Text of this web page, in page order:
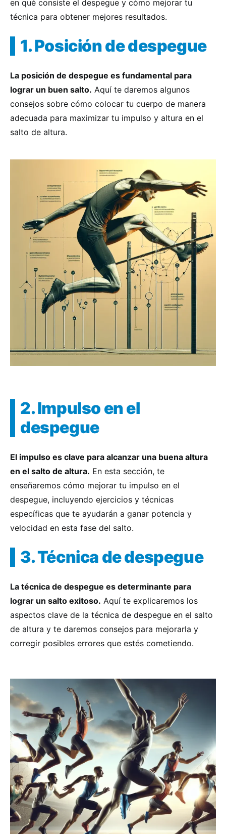
en qué consiste el despegue y cómo mejorar tu
técnica para obtener mejores resultados.
1. Posición de despegue
La posición de despegue es fundamental para
lograr un buen salto. Aquí te daremos algunos
consejos sobre cómo colocar tu cuerpo de manera
adecuada para maximizar tu impulso y altura en el
salto de altura.
2. Impulso en el
despegue
El impulso es clave para alcanzar una buena altura
en el salto de altura. En esta sección, te
enseñaremos cómo mejorar tu impulso en el
despegue, incluyendo ejercicios y técnicas
específicas que te ayudarán a ganar potencia y
velocidad en esta fase del salto.
3. Técnica de despegue
La técnica de despegue es determinante para
lograr un salto exitoso. Aquí te explicaremos los
aspectos clave de la técnica de despegue en el salto
de altura y te daremos consejos para mejorarla y
corregir posibles errores que estés cometiendo.